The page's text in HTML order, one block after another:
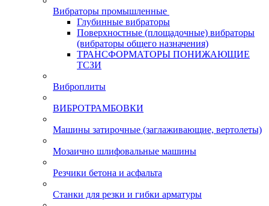
Вибраторы промышленные
Глубинные вибраторы
Поверхностные (площадочные) вибраторы
(вибраторы общего назначения)
ТРАНСФОРМАТОРЫ ПОНИЖАЮЩИЕ
ТСЗИ
Виброплиты
ВИБРОТРАМБОВКИ
Машины затирочные (заглаживающие, вертолеты)
Мозаично шлифовальные машины
Резчики бетона и асфальта
Станки для резки и гибки арматуры